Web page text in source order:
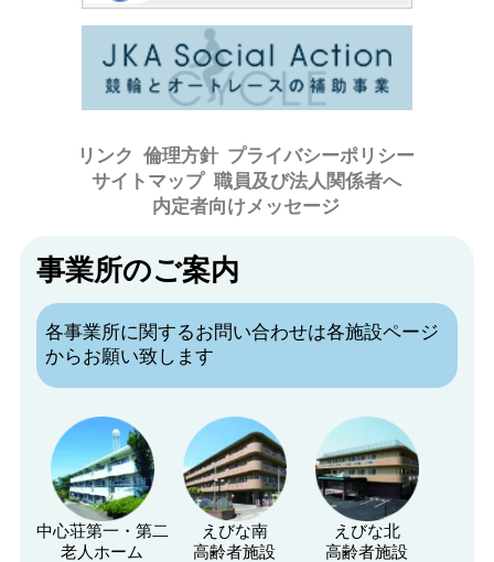
リンク 倫理方針 プライバシーポリシー
サイトマップ 職員及び法人関係者へ
内定者向けメッセージ
事業所のご案内
各事業所に関するお問い合わせは各施設ページ
からお願い致します
中心荘第一・第二
老人ホーム
えびな南
高齢者施設
えびな北
高齢者施設